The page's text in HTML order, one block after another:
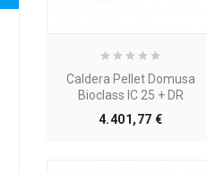
Caldera Pellet Domusa
Bioclass IC 25 + DR
4.401,77 €Precio